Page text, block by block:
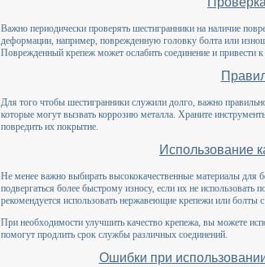
Важно периодически проверять шестигранники на наличие
деформации, например, поврежденную головку болта или
Поврежденный крепеж может ослабить соединение и привести
Для того чтобы шестигранники служили долго, важно
которые могут вызвать коррозию металла. Храните
повредить их покрытие.
Использование
Не менее важно выбирать высококачественные материалы для
подвергаться более быстрому износу, если их не
рекомендуется использовать нержавеющие крепежи или болты
При необходимости улучшить качество крепежа, вы можете
помогут продлить срок службы различных соединений.
Ошибки при